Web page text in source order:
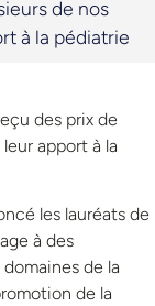
de nos
à la pédiatrie
des prix de
apport à la
les lauréats de
à des
de la
de la